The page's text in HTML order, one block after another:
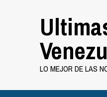
LO MEJOR DE LAS